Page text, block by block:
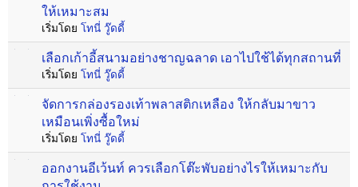
ให้เหมาะสม
เริ่มโดย โทนี่ วู๊ดดี้
เลือกเก้าอี้สนามอย่างชาญฉลาด เอาไปใช้ได้ทุกสถานที่
เริ่มโดย โทนี่ วู๊ดดี้
จัดการกล่องรองเท้าพลาสติกเหลือง ให้กลับมาขาว
เหมือนเพิ่งซื้อใหม่
เริ่มโดย โทนี่ วู๊ดดี้
ออกงานอีเว้นท์ ควรเลือกโต๊ะพับอย่างไรให้เหมาะกับ